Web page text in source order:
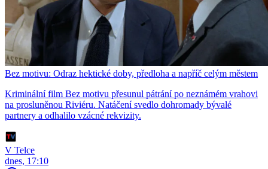
Bez motivu: Odraz hektické doby, předloha a napříč celým městem
Kriminální film Bez motivu přesunul pátrání po neznámém vrahovi
na prosluněnou Riviéru. Natáčení svedlo dohromady bývalé
partnery a odhalilo vzácné rekvizity.
V Telce
dnes, 17:10